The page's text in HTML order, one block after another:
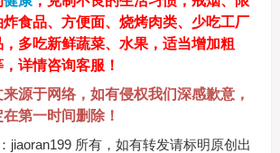
食品、方便面、烧烤肉类、少吃工厂
多吃新鲜蔬菜、水果，适当增加粗
详情咨询客服！
源于网络，如有侵权我们深感歉意，
第一时间删除！
jiaoran199 所有，如有转发请标明原创出